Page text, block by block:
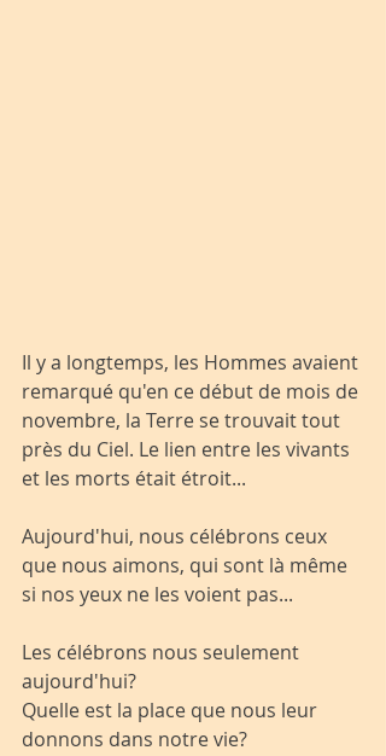
Il y a longtemps, les Hommes avaient
remarqué qu'en ce début de mois de
novembre, la Terre se trouvait tout
près du Ciel. Le lien entre les vivants
et les morts était étroit...
Aujourd'hui, nous célébrons ceux
que nous aimons, qui sont là même
si nos yeux ne les voient pas...
Les célébrons nous seulement
aujourd'hui?
Quelle est la place que nous leur
donnons dans notre vie?